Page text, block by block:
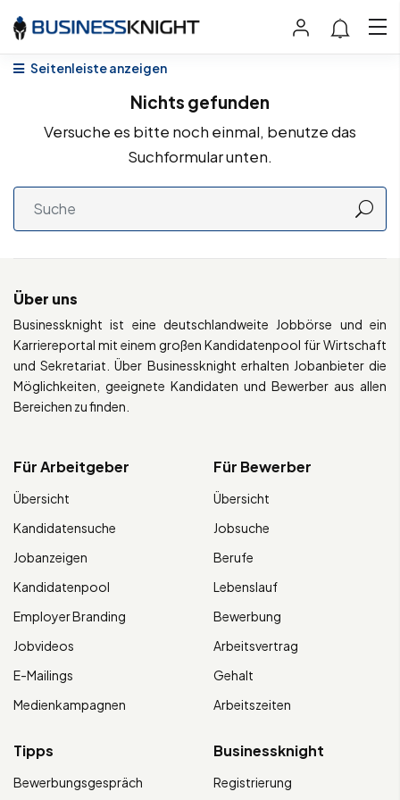
Seitenleiste anzeigen
Nichts gefunden
Versuche es bitte noch einmal, benutze das
Suchformular unten.
Über uns
Businessknight ist eine deutschlandweite Jobbörse und ein
Karriereportal mit einem großen Kandidatenpool für Wirtschaft
und Sekretariat. Über Businessknight erhalten Jobanbieter die
Möglichkeiten, geeignete Kandidaten und Bewerber aus allen
Bereichen zu finden.
Für Arbeitgeber
Übersicht
Kandidatensuche
Jobanzeigen
Kandidatenpool
Employer Branding
Jobvideos
E-Mailings
Medienkampagnen
Für Bewerber
Übersicht
Jobsuche
Berufe
Lebenslauf
Bewerbung
Arbeitsvertrag
Gehalt
Arbeitszeiten
Tipps
Bewerbungsgespräch
Businessknight
Registrierung